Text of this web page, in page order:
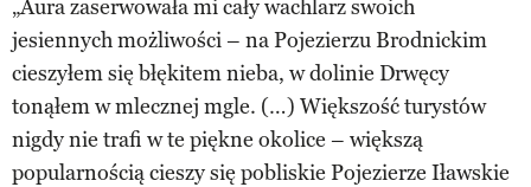
„Aura zaserwowała mi cały wachlarz swoich
jesiennych możliwości – na Pojezierzu Brodnickim
cieszyłem się błękitem nieba, w dolinie Drwęcy
tonąłem w mlecznej mgle. (…) Większość turystów
nigdy nie trafi w te piękne okolice – większą
popularnością cieszy się pobliskie Pojezierze Iławskie